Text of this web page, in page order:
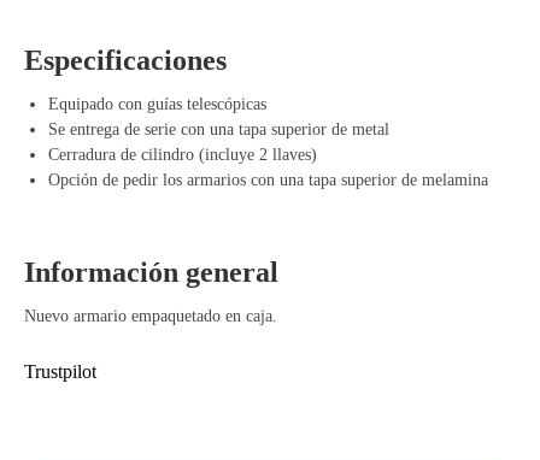
Además, existe la opción de pedir la cajonera con una
de melamina
, lo que mejora aún más el acabado y la apariencia del
mueble.
Ventajas de la Cajonera de 3 Cajones
objetos personales y suministros de oficina.
Diseño ergonómico – La cajonera de 3 Cajones es ideal para
combinar con un escritorio de pie, manteniendo siempre el espacio de
Seguro y ordenado – La cerradura de cilindro asegura que tus
Especificaciones
Equipado con guías telescópicas
Se entrega de serie con una tapa superior de metal
Cerradura de cilindro (incluye 2 llaves)
Opción de pedir los armarios con una tapa superior de melamina
Información general
Nuevo armario empaquetado en caja.
Trustpilot